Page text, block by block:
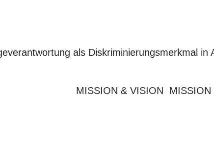
als Diskriminierungsmerkmal
MISSION & VISION